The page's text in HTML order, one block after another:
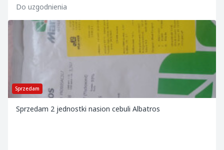
Do uzgodnienia
Sprzedam
Sprzedam 2 jednostki nasion cebuli Albatros